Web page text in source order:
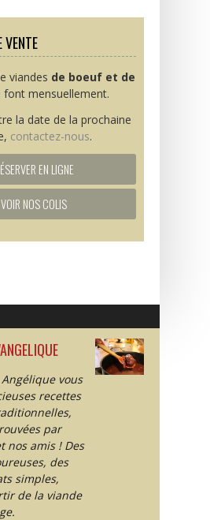
VENTE
viandes de boeuf et de
font mensuellement.
la date de la prochaine
contactez-nous.
EN LIGNE
VOIR NOS COLIS
vous
recettes
par
nos amis ! Des
des
simples,
de la viande